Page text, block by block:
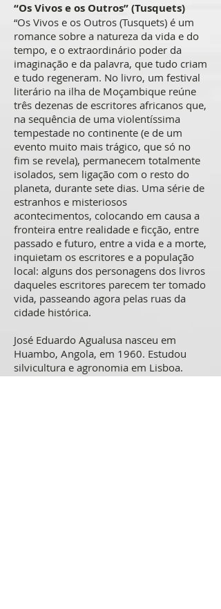
“Os Vivos e os Outros” (Tusquets)
“Os Vivos e os Outros (Tusquets) é um
romance sobre a natureza da vida e do
tempo, e o extraordinário poder da
imaginação e da palavra, que tudo criam
e tudo regeneram. No livro, um festival
literário na ilha de Moçambique reúne
três dezenas de escritores africanos que,
na sequência de uma violentíssima
tempestade no continente (e de um
evento muito mais trágico, que só no
fim se revela), permanecem totalmente
isolados, sem ligação com o resto do
planeta, durante sete dias. Uma série de
estranhos e misteriosos
acontecimentos, colocando em causa a
fronteira entre realidade e ficção, entre
passado e futuro, entre a vida e a morte,
inquietam os escritores e a população
local: alguns dos personagens dos livros
daqueles escritores parecem ter tomado
vida, passeando agora pelas ruas da
cidade histórica.
José Eduardo Agualusa nasceu em
Huambo, Angola, em 1960. Estudou
silvicultura e agronomia em Lisboa.